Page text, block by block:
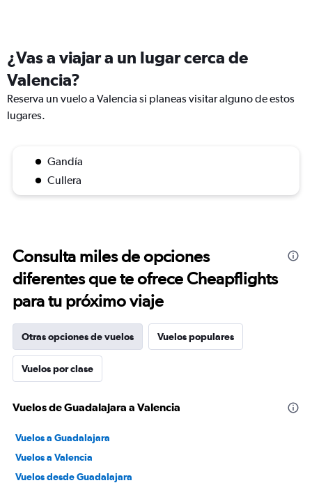
¿Vas a viajar a un lugar cerca de
Valencia?
Reserva un vuelo a Valencia si planeas visitar alguno de estos
lugares.
Gandía
Cullera
Consulta miles de opciones
diferentes que te ofrece Cheapflights
para tu próximo viaje
Otras opciones de vuelos Vuelos populares
Vuelos por clase
Vuelos de Guadalajara a Valencia
Vuelos a Guadalajara
Vuelos a Valencia
Vuelos desde Guadalajara